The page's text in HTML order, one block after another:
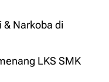
& Narkoba di
LKS SMK